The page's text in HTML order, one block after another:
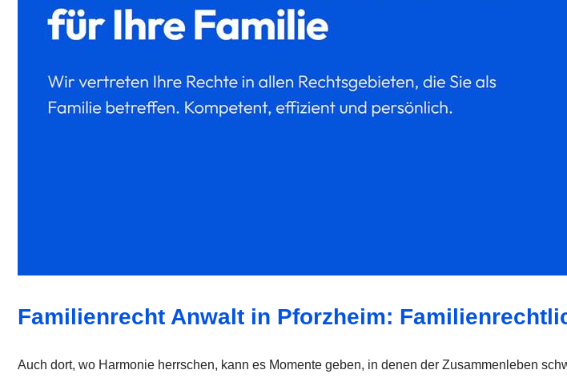
Familienrecht Anwalt in Pforzheim:
Auch dort, wo Harmonie herrschen, kann es Momente geben, in denen der Zusammenleben